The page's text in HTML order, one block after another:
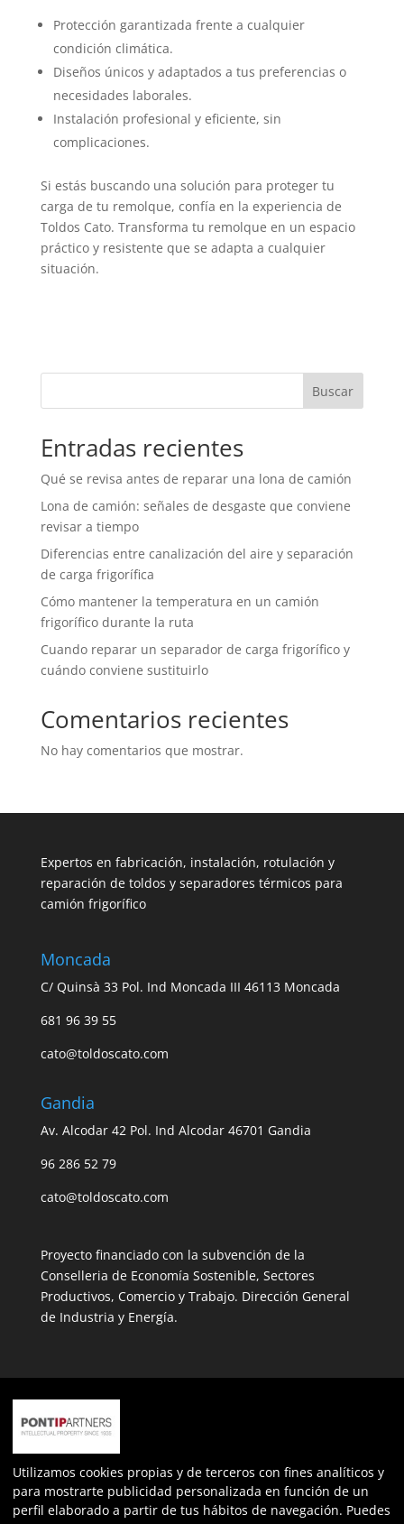
Protección garantizada frente a cualquier
condición climática.
Diseños únicos y adaptados a tus preferencias o
necesidades laborales.
Instalación profesional y eficiente, sin
complicaciones.
Si estás buscando una solución para proteger tu
carga de tu remolque, confía en la experiencia de
Toldos Cato. Transforma tu remolque en un espacio
práctico y resistente que se adapta a cualquier
situación.
Buscar
Entradas recientes
Qué se revisa antes de reparar una lona de camión
Lona de camión: señales de desgaste que conviene
revisar a tiempo
Diferencias entre canalización del aire y separación
de carga frigorífica
Cómo mantener la temperatura en un camión
frigorífico durante la ruta
Cuando reparar un separador de carga frigorífico y
cuándo conviene sustituirlo
Comentarios recientes
No hay comentarios que mostrar.
Expertos en fabricación, instalación, rotulación y
reparación de toldos y separadores térmicos para
camión frigorífico
Moncada
C/ Quinsà 33 Pol. Ind Moncada III 46113 Moncada
681 96 39 55
cato@toldoscato.com
Gandia
Av. Alcodar 42 Pol. Ind Alcodar 46701 Gandia
96 286 52 79
cato@toldoscato.com
Proyecto financiado con la subvención de la
Conselleria de Economía Sostenible, Sectores
Productivos, Comercio y Trabajo. Dirección General
de Industria y Energía.
Más información sobre la ayuda
nº de expediente: ECOVUL/2023/487/46
Utilizamos cookies propias y de terceros con fines analíticos y
para mostrarte publicidad personalizada en función de un
perfil elaborado a partir de tus hábitos de navegación. Puedes